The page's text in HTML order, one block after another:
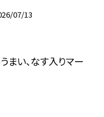
07/13
まい、なす入りマー